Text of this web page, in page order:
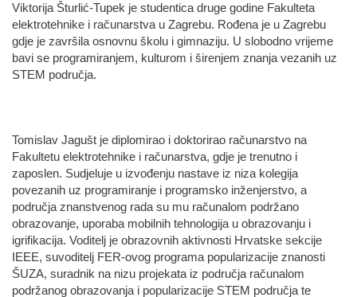
Viktorija Šturlić-Tupek je studentica druge godine Fakulteta
elektrotehnike i računarstva u Zagrebu. Rođena je u Zagrebu
gdje je završila osnovnu školu i gimnaziju. U slobodno vrijeme
bavi se programiranjem, kulturom i širenjem znanja vezanih uz
STEM područja.
Tomislav Jagušt je diplomirao i doktorirao računarstvo na
Fakultetu elektrotehnike i računarstva, gdje je trenutno i
zaposlen. Sudjeluje u izvođenju nastave iz niza kolegija
povezanih uz programiranje i programsko inženjerstvo, a
područja znanstvenog rada su mu računalom podržano
obrazovanje, uporaba mobilnih tehnologija u obrazovanju i
igrifikacija. Voditelj je obrazovnih aktivnosti Hrvatske sekcije
IEEE, suvoditelj FER-ovog programa popularizacije znanosti
ŠUZA, suradnik na nizu projekata iz područja računalom
podržanog obrazovanja i popularizacije STEM područja te